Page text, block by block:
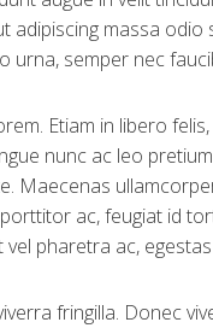
adipiscing massa
urna, semper nec
Etiam in libero
nunc ac leo
Maecenas
ac, feugiat id
pharetra ac,
fringilla. Donec